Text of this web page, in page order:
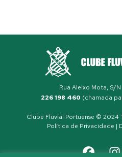
Rua Aleixo Mota, S/
226 198 460 (chamada
Clube Fluvial Portuense © 2024
Política de Privacidade |